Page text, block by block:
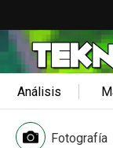
Análisis
Fotografía